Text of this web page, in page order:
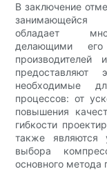
В заключение
занимающейся
обладает
делающими
предоставляют
необходимые
процессов: от
повышения
гибкости
также являются
выбора
основного метода